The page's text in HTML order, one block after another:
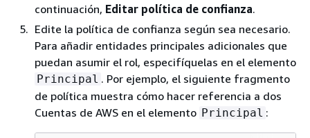
continuación, Editar política de confianza.
Edite la política de confianza según sea necesario.
Para añadir entidades principales adicionales que
puedan asumir el rol, especifíquelas en el elemento
Principal . Por ejemplo, el siguiente fragmento
de política muestra cómo hacer referencia a dos
Cuentas de AWS en el elemento Principal :